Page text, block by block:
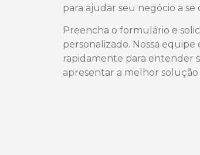
para ajudar seu negócio a se
Preencha o formulário e
personalizado. Nossa
rapidamente para entender
apresentar a melhor solução